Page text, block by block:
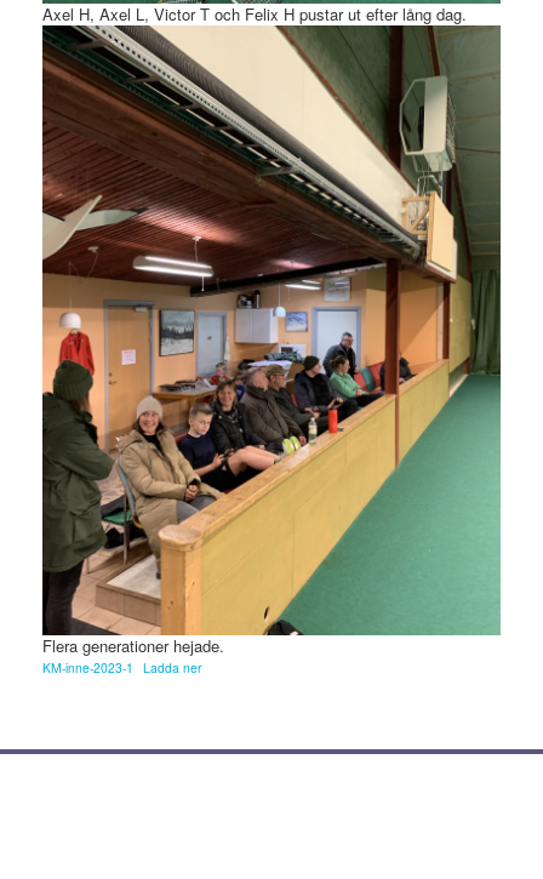
Axel H, Axel L, Victor T och Felix H pustar ut efter lång dag.
Flera generationer hejade.
KM-inne-2023-1 Ladda ner